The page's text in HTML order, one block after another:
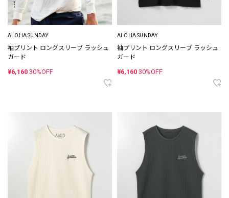
ALOHA SUNDAY
袖プリント ロングスリーブ ラッシュ
ガード
¥6,160 30%OFF
ALOHA SUNDAY
袖プリント ロングスリーブ ラッシュ
ガード
¥6,160 30%OFF